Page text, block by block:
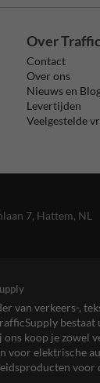
Over
Contact
Over ons
Nieuws en
Levertijden
Veelgestelde
7, Hattem, NL
van verkeers-,
koop je zowel
voor elektrische